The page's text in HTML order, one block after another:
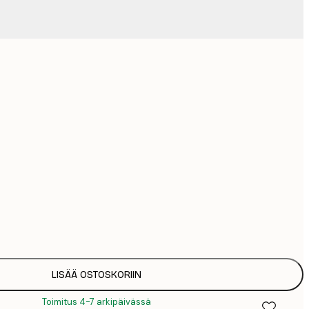
LISÄÄ OSTOSKORIIN
Toimitus 4-7 arkipäivässä